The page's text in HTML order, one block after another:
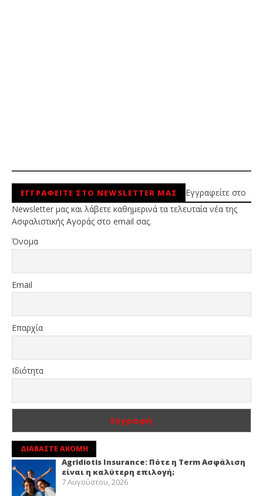
ΕΓΓΡΑΦΕΙΤΕ ΣΤΟ NEWSLETTER ΜΑΣ
Εγγραφείτε στο
Newsletter μας και λάβετε καθημερινά τα τελευταία νέα της
Ασφαλιστικής Αγοράς στο email σας.
Όνομα
Email
Επαρχία
Ιδιότητα
ΔΙΑΒΑΣΤΕ ΑΚΟΜΗ
Agridiotis Insurance: Πότε η Term Ασφάλιση
είναι η καλύτερη επιλογή;
7 Αυγούστου, 2026